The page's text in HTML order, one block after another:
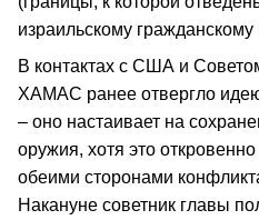
израильскому
В контактах с США и
ХАМАС ранее отвергло
– оно настаивает на
оружия, хотя это
обеими сторонами
Накануне советник главы